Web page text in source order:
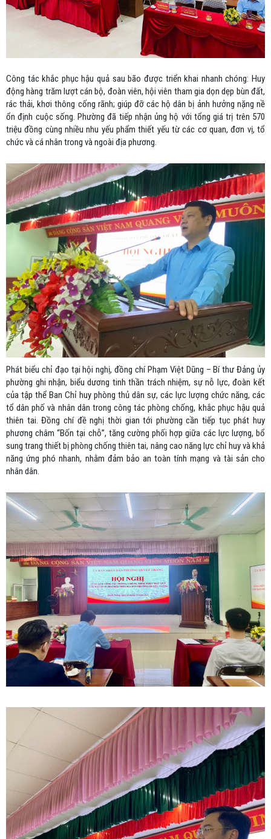
Công tác khắc phục hậu quả sau bão được triển khai nhanh chóng: Huy
động hàng trăm lượt cán bộ, đoàn viên, hội viên tham gia dọn dẹp bùn đất,
rác thải, khơi thông cống rãnh; giúp đỡ các hộ dân bị ảnh hưởng nặng nề
ổn định cuộc sống. Phường đã tiếp nhận ủng hộ với tổng giá trị trên 570
triệu đồng cùng nhiều nhu yếu phẩm thiết yếu từ các cơ quan, đơn vị, tổ
chức và cá nhân trong và ngoài địa phương.
Phát biểu chỉ đạo tại hội nghị, đồng chí Phạm Việt Dũng – Bí thư Đảng ủy
phường ghi nhận, biểu dương tinh thần trách nhiệm, sự nỗ lực, đoàn kết
của tập thể Ban Chỉ huy phòng thủ dân sự, các lực lượng chức năng, các
tổ dân phố và nhân dân trong công tác phòng chống, khắc phục hậu quả
thiên tai. Đồng chí đề nghị thời gian tới phường cần tiếp tục phát huy
phương châm “Bốn tại chỗ”, tăng cường phối hợp giữa các lực lượng, bổ
sung trang thiết bị phòng chống thiên tai, nâng cao năng lực chỉ huy và khả
năng ứng phó nhanh, nhằm đảm bảo an toàn tính mạng và tài sản cho
nhân dân.